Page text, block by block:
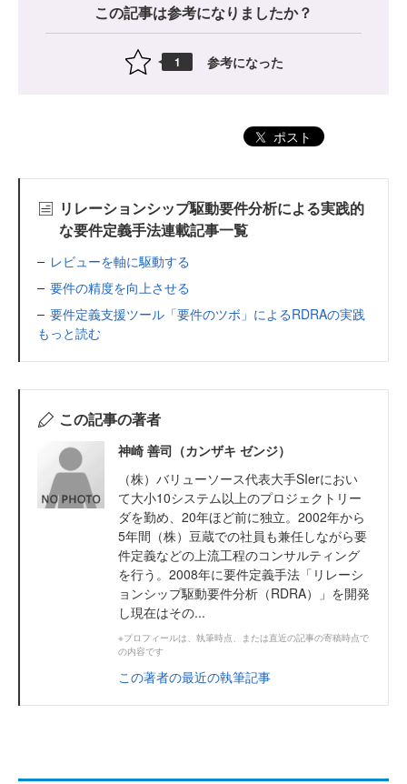
この記事は参考になりましたか？
1 参考になった
ポスト
リレーションシップ駆動要件分析による実践的
な要件定義手法連載記事一覧
レビューを軸に駆動する
要件の精度を向上させる
要件定義支援ツール「要件のツボ」によるRDRAの実践
もっと読む
この記事の著者
神崎 善司（カンザキ ゼンジ）
（株）バリューソース代表大手SIerにおい
て大小10システム以上のプロジェクトリー
ダを勤め、20年ほど前に独立。2002年から
5年間（株）豆蔵での社員も兼任しながら要
件定義などの上流工程のコンサルティング
を行う。2008年に要件定義手法「リレーシ
ョンシップ駆動要件分析（RDRA）」を開発
し現在はその...
※プロフィールは、執筆時点、または直近の記事の寄稿時点で
の内容です
この著者の最近の執筆記事